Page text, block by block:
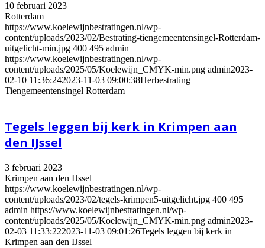
10 februari 2023
Rotterdam
https://www.koelewijnbestratingen.nl/wp-
content/uploads/2023/02/Bestrating-tiengemeentensingel-Rotterdam-
uitgelicht-min.jpg 400 495 admin
https://www.koelewijnbestratingen.nl/wp-
content/uploads/2025/05/Koelewijn_CMYK-min.png admin2023-
02-10 11:36:242023-11-03 09:00:38Herbestrating
Tiengemeentensingel Rotterdam
Tegels leggen bij kerk in Krimpen aan
den IJssel
3 februari 2023
Krimpen aan den IJssel
https://www.koelewijnbestratingen.nl/wp-
content/uploads/2023/02/tegels-krimpen5-uitgelicht.jpg 400 495
admin https://www.koelewijnbestratingen.nl/wp-
content/uploads/2025/05/Koelewijn_CMYK-min.png admin2023-
02-03 11:33:222023-11-03 09:01:26Tegels leggen bij kerk in
Krimpen aan den IJssel